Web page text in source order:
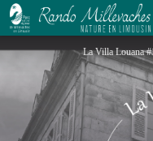
Chambre d'hôtes "La Villa
La Villa Louana